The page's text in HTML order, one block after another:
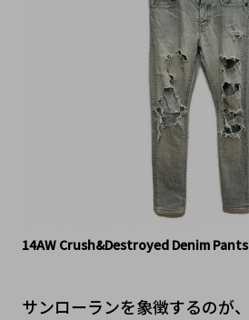
14AW Crush&Destroyed Denim Pants
サンローランを象徴するのが